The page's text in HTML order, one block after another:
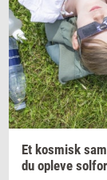
Et kos­misk
du op­le­ve